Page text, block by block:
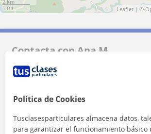
2 km
1 mi
Leaflet | ©
Contacta con Ana M.
Tarifa
1ª clase gratis
Política de Cookies
Tusclasesparticulares almacena datos,
para garantizar el funcionamiento básico